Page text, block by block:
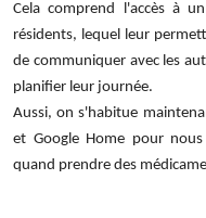
Cela comprend l'accès à
résidents, lequel leur
de communiquer avec les
planifier leur journée.
Aussi, on s'habitue
et Google Home pour
quand prendre des